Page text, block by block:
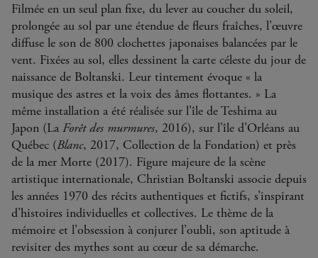
Filmée en un seul plan fixe, du lever au coucher du soleil,
prolongée au sol par une étendue de fleurs fraîches, l’œuvre
diffuse le son de 800 clochettes japonaises balancées par le
vent. Fixées au sol, elles dessinent la carte céleste du jour de
naissance de Boltanski. Leur tintement évoque « la
musique des astres et la voix des âmes flottantes. » La
même installation a été réalisée sur l’île de Teshima au
Japon (La Forêt des murmures, 2016), sur l’île d’Orléans au
Québec (Blanc, 2017, Collection de la Fondation) et près
de la mer Morte (2017). Figure majeure de la scène
artistique internationale, Christian Boltanski associe depuis
les années 1970 des récits authentiques et fictifs, s’inspirant
d’histoires individuelles et collectives. Le thème de la
mémoire et l’obsession à conjurer l’oubli, son aptitude à
revisiter des mythes sont au cœur de sa démarche.